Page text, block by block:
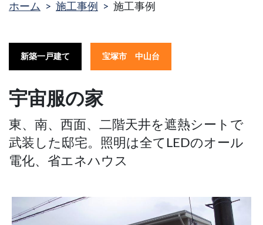
ホーム 施工事例 施工事例
新築一戸建て 宝塚市 中山台
宇宙服の家
東、南、西面、二階天井を遮熱シートで
武装した邸宅。照明は全てLEDのオール
電化、省エネハウス